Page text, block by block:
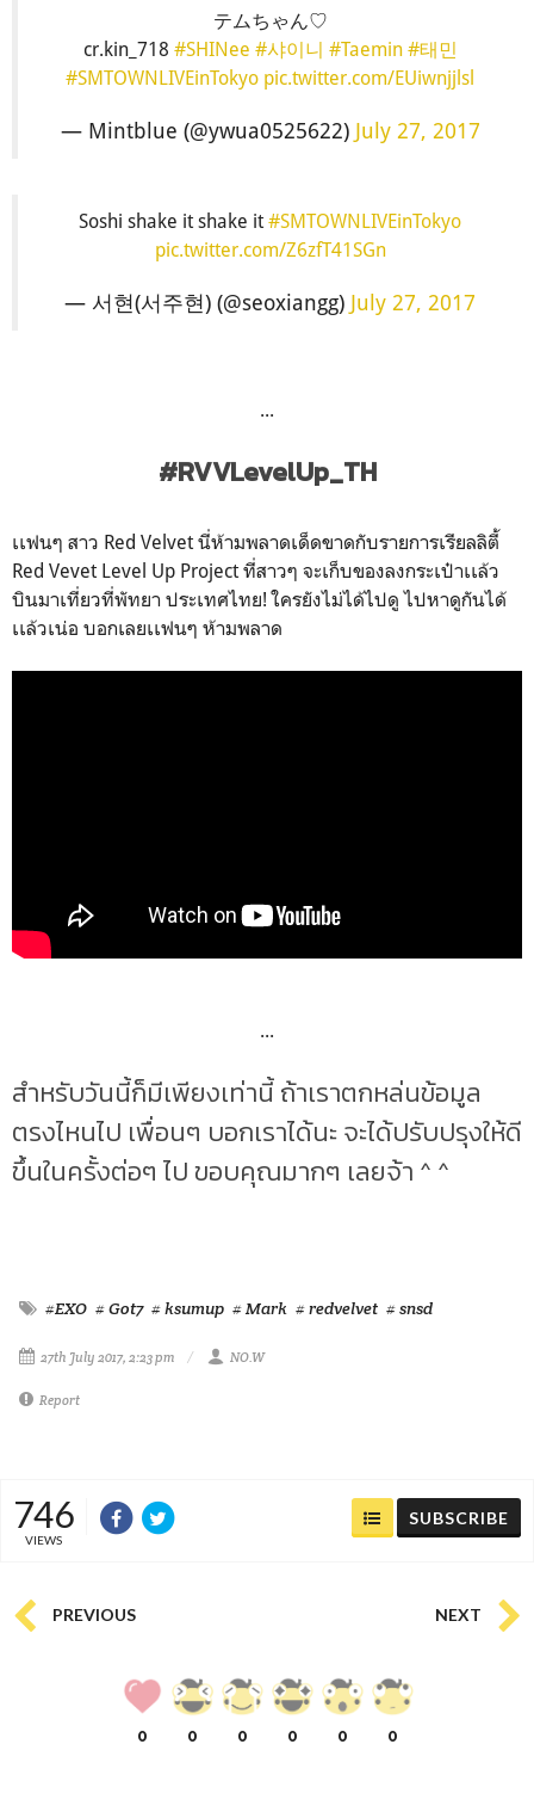
テムちゃん♡
cr.kin_718 #SHINee #샤이니 #Taemin #태민
#SMTOWNLIVEinTokyo pic.twitter.com/EUiwnjjlsl
— Mintblue (@ywua0525622) July 27, 2017
Soshi shake it shake it #SMTOWNLIVEinTokyo
pic.twitter.com/Z6zfT41SGn
— 서현(서주현) (@seoxiangg) July 27, 2017
...
#RVVLevelUp_TH
เเฟนๆ สาว Red Velvet นี่ห้ามพลาดเด็ดขาดกับรายการเรียลลิตี้
Red Vevet Level Up Project ที่สาวๆ จะเก็บของลงกระเป๋าเเล้ว
บินมาเที่ยวที่พัทยา ประเทศไทย! ใครยังไม่ได้ไปดู ไปหาดูกันได้
เเล้วเน่อ บอกเลยเเฟนๆ ห้ามพลาด
...
สำหรับวันนี้ก็มีเพียงเท่านี้ ถ้าเราตกหล่นข้อมูล
ตรงไหนไป เพื่อนๆ บอกเราได้นะ จะได้ปรับปรุงให้ดี
ขึ้นในครั้งต่อๆ ไป ขอบคุณมากๆ เลยจ้า ^ ^
#EXO # Got7 # ksumup # Mark # redvelvet # snsd
27th July 2017, 2:23 pm NO.W
Report
746
VIEWS
SUBSCRIBE
PREVIOUS NEXT
0 0 0 0 0 0